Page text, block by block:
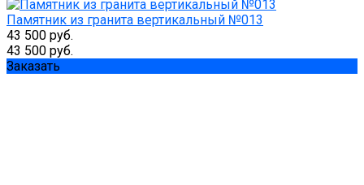
Памятник из гранита вертикальный №013
43 500 руб.
43 500 руб.
Заказать